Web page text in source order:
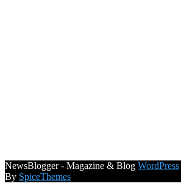
NewsBlogger - Magazine & Blog WordPress
By SpiceThemes